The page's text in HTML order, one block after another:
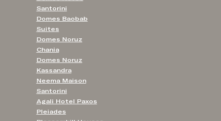
Santorini
Domes Baobab
Suites
Domes Noruz
Chania
Domes Noruz
Kassandra
Neema Maison
Santorini
Agali Hotel Paxos
Pleiades